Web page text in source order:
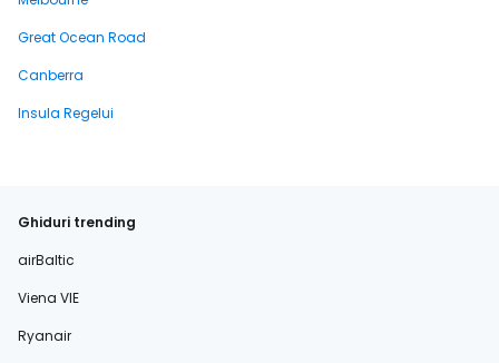
Great Ocean Road
Canberra
Insula Regelui
Ghiduri trending
airBaltic
Viena VIE
Ryanair